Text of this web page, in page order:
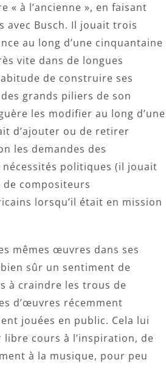
« à l’ancienne », en faisant
avec Busch. Il jouait trois
au long d’une cinquantaine
vite dans de longues
de construire ses
grands piliers de son
les modifier au long d’une
d’ajouter ou de retirer
les demandes des
politiques (il jouait
compositeurs
lorsqu’il était en mission
mêmes œuvres dans ses
sûr un sentiment de
à craindre les trous de
d’œuvres récemment
jouées en public. Cela lui
cours à l’inspiration, de
à la musique, pour peu